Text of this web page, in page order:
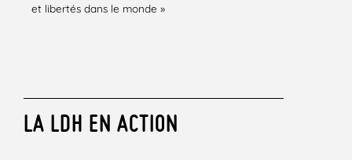
et libertés dans le monde »
LA LDH EN ACTION